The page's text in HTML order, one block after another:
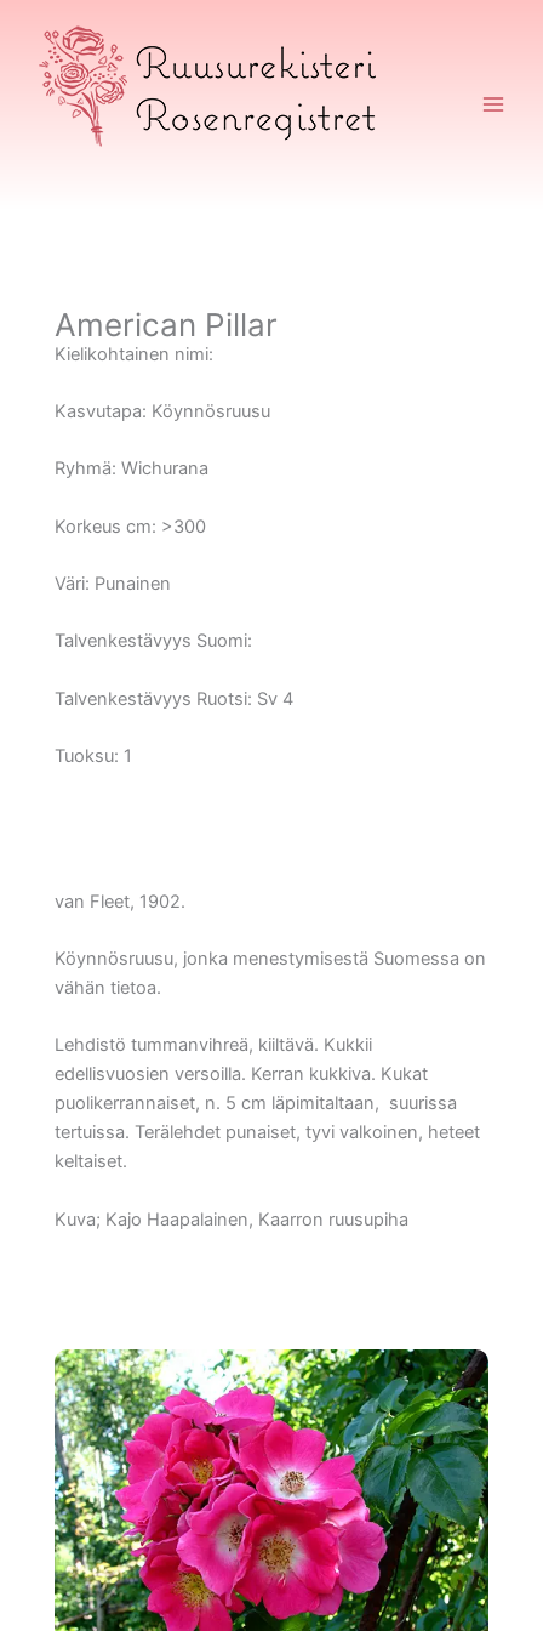
sisältöön
American Pillar
Kielikohtainen nimi:
Kasvutapa: Köynnösruusu
Ryhmä: Wichurana
Korkeus cm: >300
Väri: Punainen
Talvenkestävyys Suomi:
Talvenkestävyys Ruotsi: Sv 4
Tuoksu: 1
van Fleet, 1902.
Köynnösruusu, jonka menestymisestä Suomessa on
vähän tietoa.
Lehdistö tummanvihreä, kiiltävä. Kukkii
edellisvuosien versoilla. Kerran kukkiva. Kukat
puolikerrannaiset, n. 5 cm läpimitaltaan, suurissa
tertuissa. Terälehdet punaiset, tyvi valkoinen, heteet
keltaiset.
Kuva; Kajo Haapalainen, Kaarron ruusupiha